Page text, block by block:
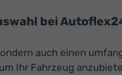
bei
auch einen
Ihr Fahrzeug